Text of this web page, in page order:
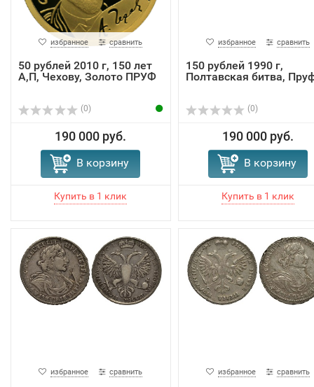
избранное сравнить
50 рублей 2010 г, 150 лет
А,П, Чехову, Золото ПРУФ
(0)
190 000 руб.
В корзину
избранное сравнить
150 рублей 1990 г,
Полтавская битва,
(0)
190 000 руб.
В корзину
избранное сравнить избранное сравнить